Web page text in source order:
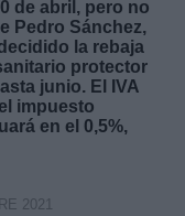
de abril, pero no
Pedro Sánchez,
la rebaja
protector
junio. El IVA
impuesto
en el 0,5%,
2021